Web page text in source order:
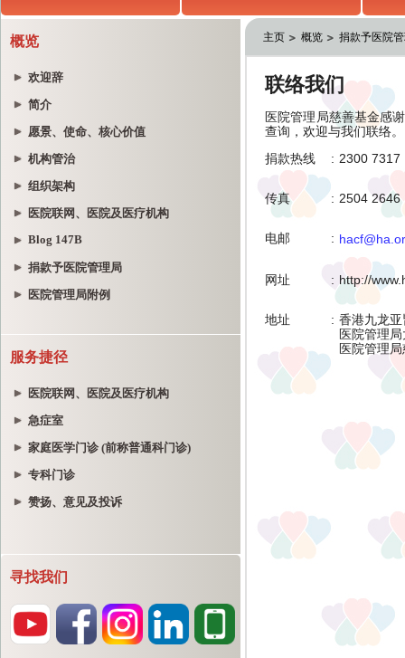
概览
欢迎辞
简介
愿景、使命、核心价值
机构管治
组织架构
医院联网、医院及医疗机构
Blog 147B
捐款予医院管理局
医院管理局附例
服务捷径
医院联网、医院及医疗机构
急症室
家庭医学门诊 (前称普通科门诊)
专科门诊
赞扬、意见及投诉
寻找我们
主页 概览 捐款予医院